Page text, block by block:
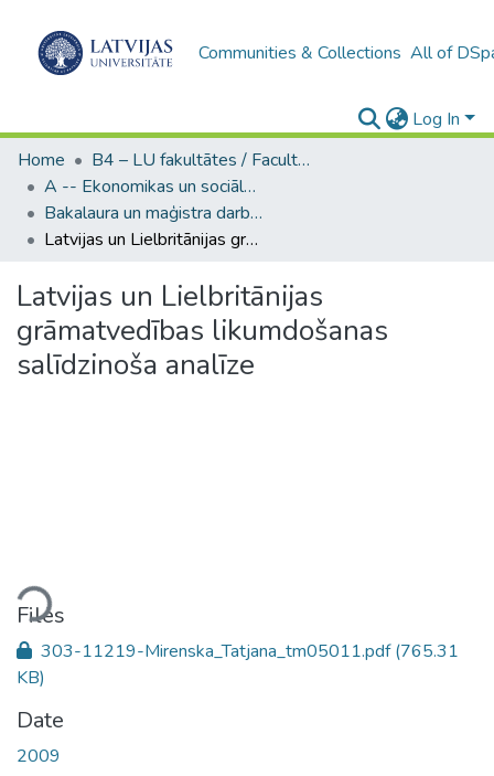
Communities & Collections All of
Log In
Home
B4 – LU fakultātes / Faculties of the UL
A -- Ekonomikas un sociālo zinātņu fakultāte / Faculty of Economics and Social Sciences
Bakalaura un maģistra darbi (ESZF) / Bachelor's and Master's theses
Latvijas un Lielbritānijas grāmatvedības likumdošanas salīdzinoša analīze
Latvijas un Lielbritānijas
grāmatvedības likumdošanas
salīdzinoša analīze
Files
303-11219-Mirenska_Tatjana_tm05011.pdf(765.31
KB)
Date
2009